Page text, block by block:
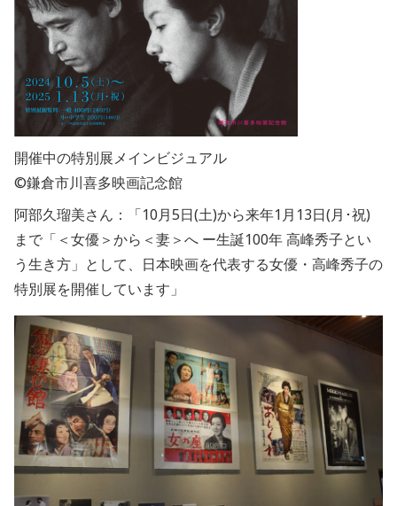
開催中の特別展メインビジュアル
©鎌倉市川喜多映画記念館
阿部久瑠美さん：「10月5日(土)から来年1月13日(月･祝)
まで 「＜女優＞から＜妻＞へ ー生誕100年 高峰秀子とい
う生き方」として、日本映画を代表する女優・高峰秀子の
特別展を開催しています」